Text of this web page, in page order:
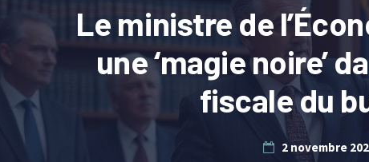
Le ministre de
une ‘magie noire’
fiscale du
2 novembre